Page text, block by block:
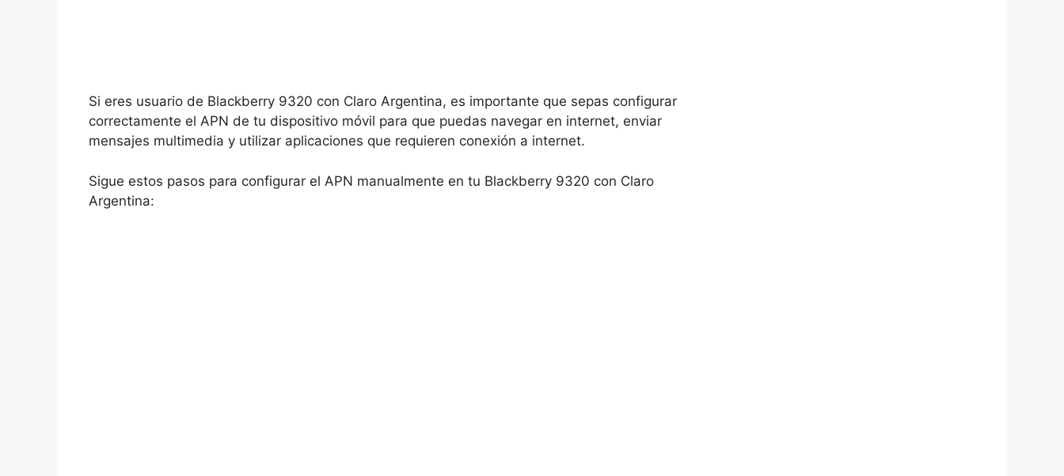
Si eres usuario de Blackberry 9320 con Claro Argentina, es importante que sepas configurar
correctamente el APN de tu dispositivo móvil para que puedas navegar en internet, enviar
mensajes multimedia y utilizar aplicaciones que requieren conexión a internet.
Sigue estos pasos para configurar el APN manualmente en tu Blackberry 9320 con Claro
Argentina: